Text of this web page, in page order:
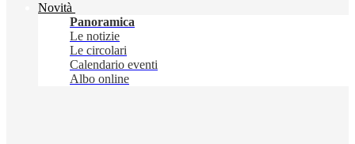
Novità
Panoramica
Le notizie
Le circolari
Calendario eventi
Albo online